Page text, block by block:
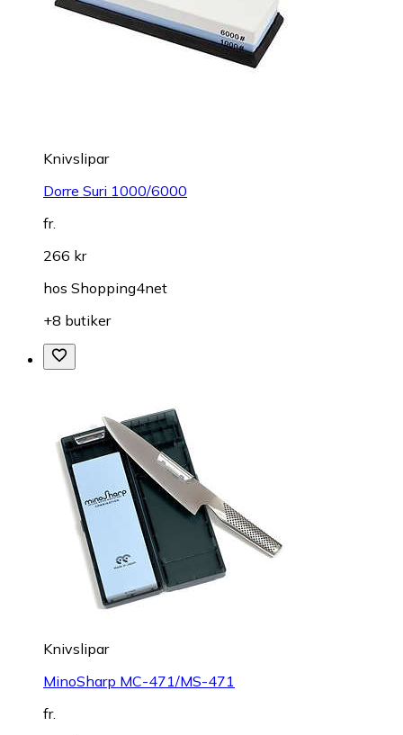
Knivslipar
Dorre Suri 1000/6000
fr.
266 kr
hos Shopping4net
+8 butiker
Knivslipar
MinoSharp MC-471/MS-471
fr.